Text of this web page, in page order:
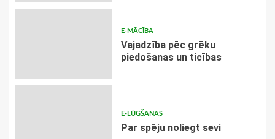
E-MĀCĪBA
Vajadzība pēc grēku
piedošanas un ticības
E-LŪGŠANAS
Par spēju noliegt sevi